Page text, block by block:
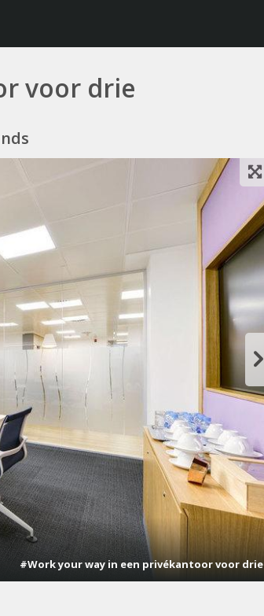
voor drie
#Work your way in een privékantoor voor drie